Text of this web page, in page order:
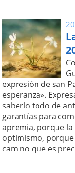
expresión de san
esperanza».
saberlo todo de
garantías para
apremia, porque
optimismo,
camino que es